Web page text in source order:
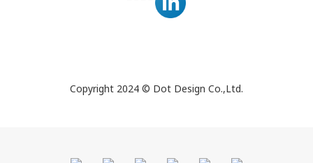
Copyright 2024 © Dot Design Co.,Ltd.